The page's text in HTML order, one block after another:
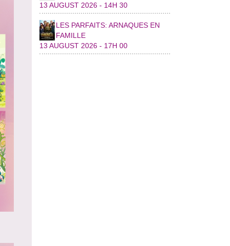
13 AUGUST 2026 - 14H 30
LES PARFAITS: ARNAQUES EN
FAMILLE
13 AUGUST 2026 - 17H 00